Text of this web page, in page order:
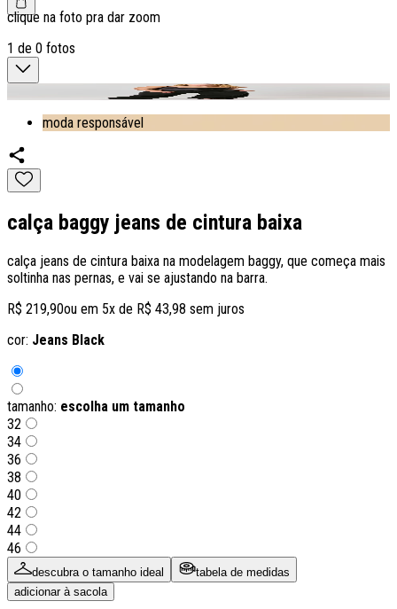
clique na foto pra dar zoom
1 de 0 fotos
moda responsável
calça baggy jeans de cintura baixa
calça jeans de cintura baixa na modelagem baggy, que começa mais
soltinha nas pernas, e vai se ajustando na barra.
R$ 219,90ou em 5x de R$ 43,98 sem juros
cor: Jeans Black
tamanho: escolha um tamanho
32
34
36
38
40
42
44
46
descubra o tamanho ideal
tabela de medidas
adicionar à sacola